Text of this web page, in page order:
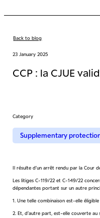
Back to blog
23 January 2025
CCP : la CJUE
Category
Supplementary
Il résulte d’un arrêt rendu par la Cour
Les litiges C-119/22 et C-149/22
dépendantes portant sur un autre
1. Une telle combinaison est-elle
2. Et, d’autre part, est-elle couverte au